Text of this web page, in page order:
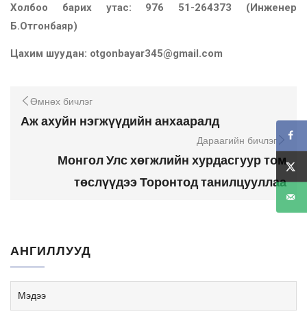
Холбоо барих утас: 976 51-264373 (Инженер
Б.Отгонбаяр)
Цахим шуудан: otgonbayar345@gmail.com
Өмнөх бичлэг
Аж ахуйн нэгжүүдийн анхааралд
Дараагийн бичлэг
Монгол Улс хөгжлийн хурдасгуур том
төслүүдээ Торонтод танилцууллаа
АНГИЛЛУУД
Мэдээ